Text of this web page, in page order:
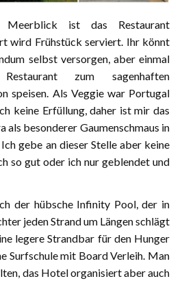
ist das Restaurant
wird Frühstück serviert. Ihr könnt
selbst versorgen, aber einmal
zum sagenhaften
speisen. Als Veggie war Portugal
keine Erfüllung, daher ist mir das
als besonderer Gaumenschmaus in
gebe an dieser Stelle aber keine
so gut oder ich nur geblendet und
der hübsche Infinity Pool, der in
jeden Strand um Längen schlägt
legere Strandbar für den Hunger
Surfschule mit Board Verleih. Man
das Hotel organisiert aber auch